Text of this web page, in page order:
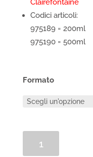
Clairefontaine
Codici articoli:
975189 = 200ml
975190 = 500ml
Formato